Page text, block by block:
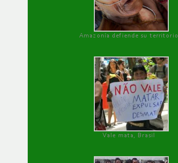
Amazonía defiende su territorio
Vale mata, Brasil